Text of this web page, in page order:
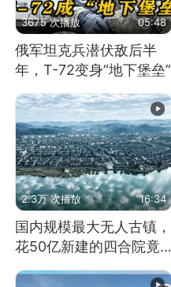
3675 次播放 05:48
俄军坦克兵潜伏敌后半
年，T-72变身“地下堡垒”
2.3万 次播放 16:34
国内规模最大无人古镇，
花50亿新建的四合院竟